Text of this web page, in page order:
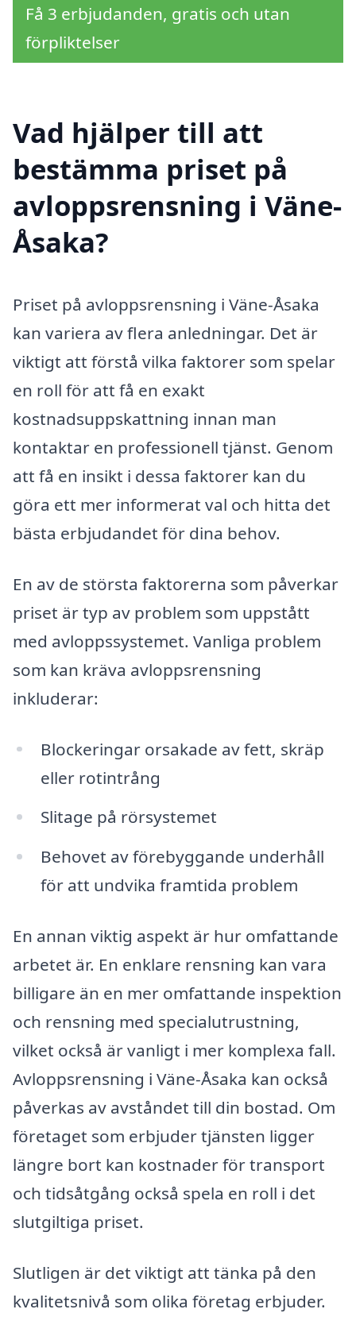
Få 3 erbjudanden, gratis och utan
förpliktelser
Vad hjälper till att
bestämma priset på
avloppsrensning i Väne-
Åsaka?
Priset på avloppsrensning i Väne-Åsaka
kan variera av flera anledningar. Det är
viktigt att förstå vilka faktorer som spelar
en roll för att få en exakt
kostnadsuppskattning innan man
kontaktar en professionell tjänst. Genom
att få en insikt i dessa faktorer kan du
göra ett mer informerat val och hitta det
bästa erbjudandet för dina behov.
En av de största faktorerna som påverkar
priset är typ av problem som uppstått
med avloppssystemet. Vanliga problem
som kan kräva avloppsrensning
inkluderar:
Blockeringar orsakade av fett, skräp
eller rotintrång
Slitage på rörsystemet
Behovet av förebyggande underhåll
för att undvika framtida problem
En annan viktig aspekt är hur omfattande
arbetet är. En enklare rensning kan vara
billigare än en mer omfattande inspektion
och rensning med specialutrustning,
vilket också är vanligt i mer komplexa fall.
Avloppsrensning i Väne-Åsaka kan också
påverkas av avståndet till din bostad. Om
företaget som erbjuder tjänsten ligger
längre bort kan kostnader för transport
och tidsåtgång också spela en roll i det
slutgiltiga priset.
Slutligen är det viktigt att tänka på den
kvalitetsnivå som olika företag erbjuder.